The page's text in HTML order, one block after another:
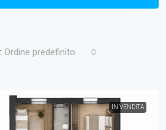
Ordine predefinito
IN VENDITA